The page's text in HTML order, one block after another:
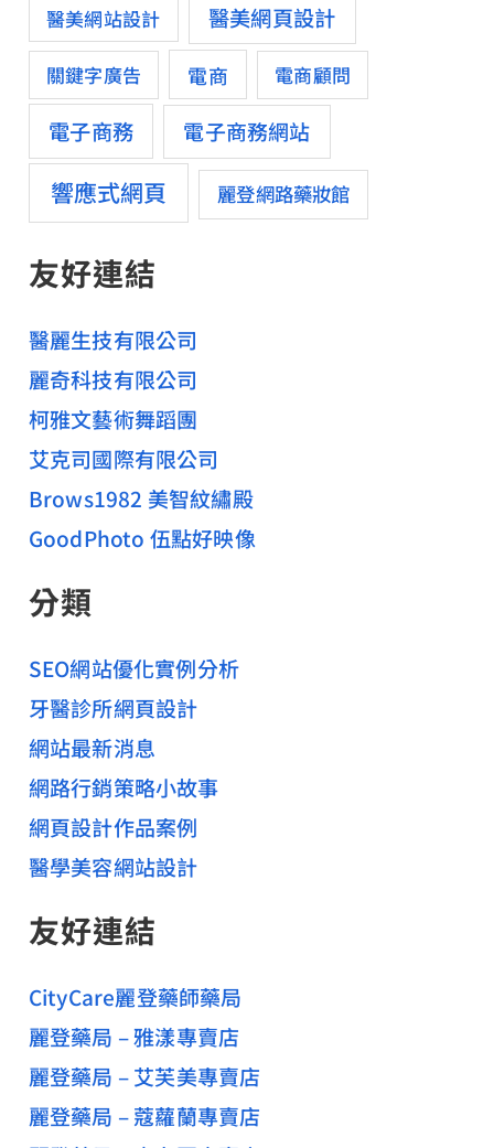
醫美網站設計 醫美網頁設計
關鍵字廣告 電商 電商顧問
電子商務 電子商務網站
響應式網頁 麗登網路藥妝館
友好連結
醫麗生技有限公司
麗奇科技有限公司
柯雅文藝術舞蹈團
艾克司國際有限公司
Brows1982 美智紋繡殿
GoodPhoto 伍點好映像
分類
SEO網站優化實例分析
牙醫診所網頁設計
網站最新消息
網路行銷策略小故事
網頁設計作品案例
醫學美容網站設計
友好連結
CityCare麗登藥師藥局
麗登藥局 – 雅漾專賣店
麗登藥局 – 艾芙美專賣店
麗登藥局 – 蔻蘿蘭專賣店